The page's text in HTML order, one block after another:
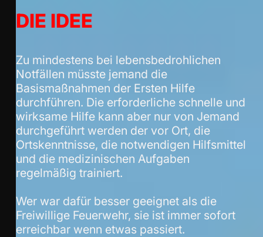
DIE IDEE
Zu mindestens bei lebensbedrohlichen
Notfällen müsste jemand die
Basismaßnahmen der Ersten Hilfe
durchführen. Die erforderliche schnelle und
wirksame Hilfe kann aber nur von Jemand
durchgeführt werden der vor Ort, die
Ortskenntnisse, die notwendigen Hilfsmittel
und die medizinischen Aufgaben
regelmäßig trainiert.
Wer war dafür besser geeignet als die
Freiwillige Feuerwehr, sie ist immer sofort
erreichbar wenn etwas passiert.